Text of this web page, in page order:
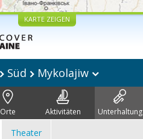
KARTE ZEIGEN
Süd Mykolajiw
Orte Aktivitäten Unterhaltung
Theater